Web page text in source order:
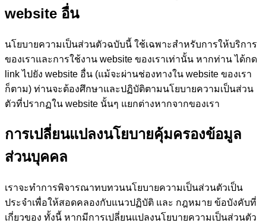
website อื่น
นโยบายความเป็นส่วนตัวฉบับนี้ ใช้เฉพาะสำหรับการให้บริการ
ของเราและการใช้งาน website ของเราเท่านั้น หากท่าน ได้กด
link ไปยัง website อื่น (แม้จะผ่านช่องทางใน website ของเรา
ก็ตาม) ท่านจะต้องศึกษาและปฏิบัติตามนโยบายความเป็นส่วน
ตัวที่ปรากฏใน website นั้นๆ แยกต่างหากจากของเรา
การเปลี่ยนแปลงนโยบายคุ้มครองข้อมูล
ส่วนบุคคล
เราจะทำการพิจารณาทบทวนนโยบายความเป็นส่วนตัวเป็น
ประจำเพื่อให้สอดคลองกับแนวปฏิบัติ และ กฎหมาย ข้อบังคับที่
เกี่ยวของ ทั้งนี้ หากมีการเปลี่ยนแปลงนโยบายความเป็นส่วนตัว